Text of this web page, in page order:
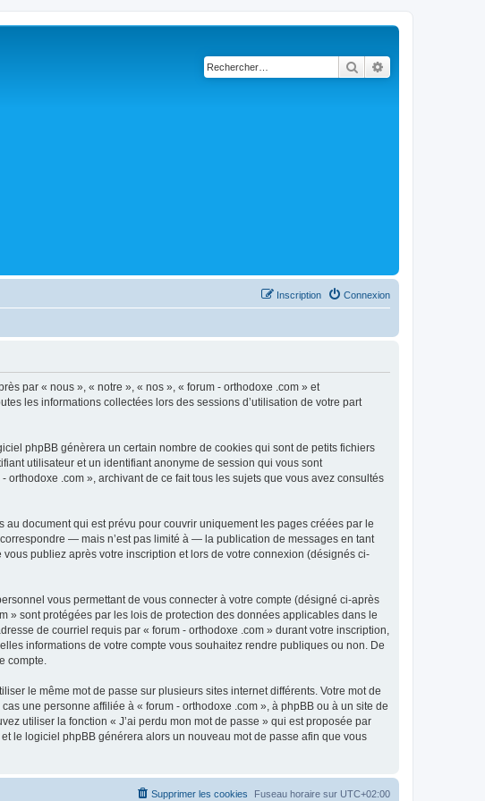
Rechercher
Connexion
Inscription
par « nous », « notre », « nos », « forum - orthodoxe .com » et
les informations collectées lors des sessions d’utilisation de votre part
phpBB génèrera un certain nombre de cookies qui sont de petits fichiers
utilisateur et un identifiant anonyme de session qui vous sont
.com », archivant de ce fait tous les sujets que vous avez consultés
document qui est prévu pour couvrir uniquement les pages créées par le
— mais n’est pas limité à — la publication de messages en tant
publiez après votre inscription et lors de votre connexion (désignés ci-
vous permettant de vous connecter à votre compte (désigné ci-après
» sont protégées par les lois de protection des données applicables dans le
de courriel requis par « forum - orthodoxe .com » durant votre inscription,
informations de votre compte vous souhaitez rendre publiques ou non. De
compte.
le même mot de passe sur plusieurs sites internet différents. Votre mot de
une personne affiliée à « forum - orthodoxe .com », à phpBB ou à un site de
utiliser la fonction « J’ai perdu mon mot de passe » qui est proposée par
le logiciel phpBB générera alors un nouveau mot de passe afin que vous
Fuseau horaire sur UTC+02:00
Supprimer les cookies